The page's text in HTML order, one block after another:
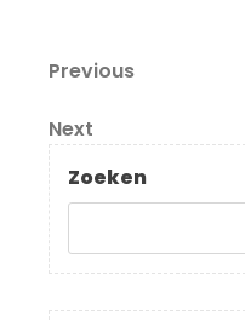
Previous
Previous
Next
Post
Next
Zoeken